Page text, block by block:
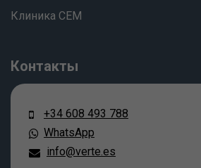
Клиника СЕМ
Контакты
+34 608 493 788
WhatsApp
info@verte.es